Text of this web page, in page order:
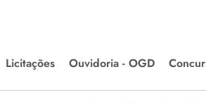
Licitações Ouvidoria - OGD